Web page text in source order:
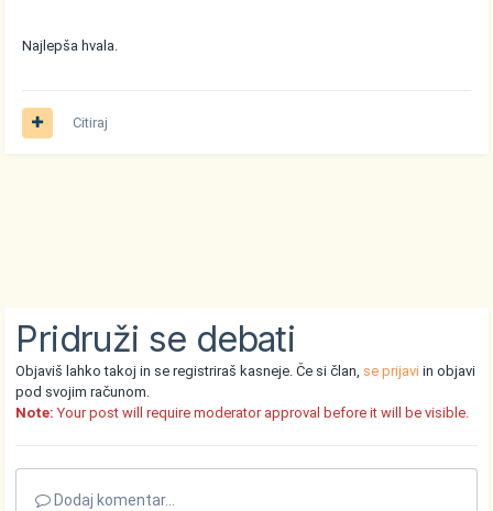
Najlepša hvala.
Citiraj
Pridruži se debati
Objaviš lahko takoj in se registriraš kasneje. Če si član, se prijavi in objavi
pod svojim računom.
Note: Your post will require moderator approval before it will be visible.
Dodaj komentar...